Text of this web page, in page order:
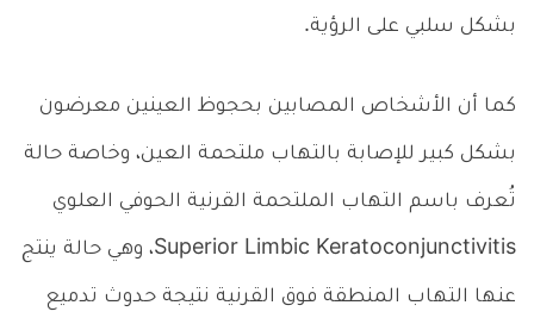
بشكل سلبي على الرؤية.
كما أن الأشخاص المصابين بحجوظ العينين معرضون
بشكل كبير للإصابة بالتهاب ملتحمة العين، وخاصة حالة
تُعرف باسم التهاب الملتحمة القرنية الحوفي العلوي
Superior Limbic Keratoconjunctivitis، وهي حالة ينتج
عنها التهاب المنطقة فوق القرنية نتيجة حدوث تدميع